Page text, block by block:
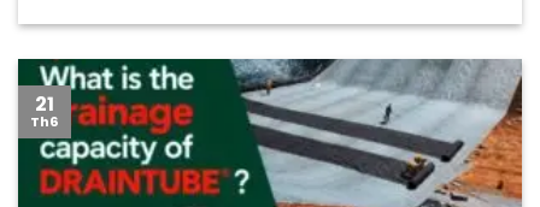
21
Th6